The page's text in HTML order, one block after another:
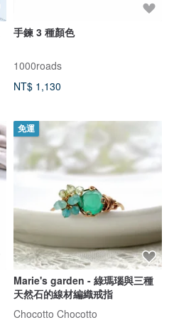
手鍊 3 種顏色
1000roads
NT$ 1,130
免運
Marie's garden - 綠瑪瑙與三種
天然石的線材編織戒指
Chocotto Chocotto